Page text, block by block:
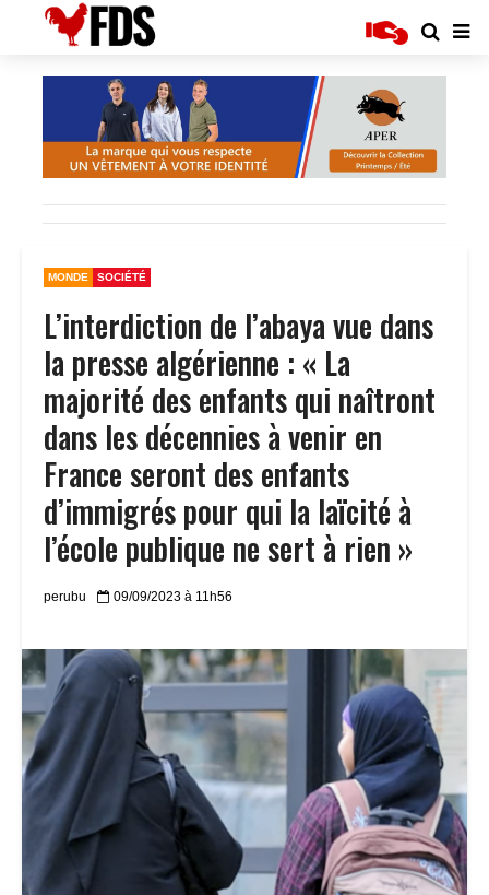
MONDE SOCIÉTÉ
L’interdiction de l’abaya vue dans
la presse algérienne : « La
majorité des enfants qui naîtront
dans les décennies à venir en
France seront des enfants
d’immigrés pour qui la laïcité à
l’école publique ne sert à rien »
perubu 09/09/2023 à 11h56